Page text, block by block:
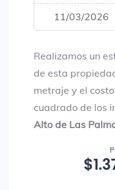
11/03/2026
Realizamos un
de esta
metraje y el
cuadrado de los
Alto de Las